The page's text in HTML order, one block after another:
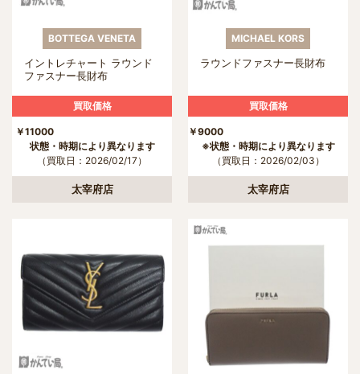
BOTTEGA VENETA
イントレチャート ラウンド
ファスナー長財布
買取価格
￥11000
状態・時期により異なります
（買取日：2026/02/17）
太宰府店
MICHAEL KORS
ラウンドファスナー長財布
買取価格
￥9000
※状態・時期により異なります
（買取日：2026/02/03）
太宰府店